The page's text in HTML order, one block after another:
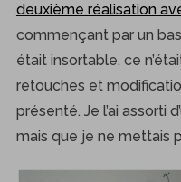
deuxième réalisation
commençant par un
était insortable, ce
retouches et
présenté. Je l’ai assorti
mais que je ne mettais